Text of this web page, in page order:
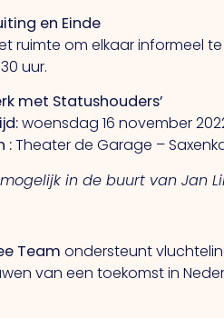
en Einde
ruimte om elkaar informeel
uur.
met Statushouders’
woensdag 16 november
:Theater de Garage –
in de buurt van Jan
Team ondersteunt
van een toekomst in